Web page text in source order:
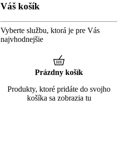
Váš košík
Vyberte službu, ktorá je pre Vás
najvhodnejšie
Prázdny košík
Produkty, ktoré pridáte do svojho
košíka sa zobrazia tu